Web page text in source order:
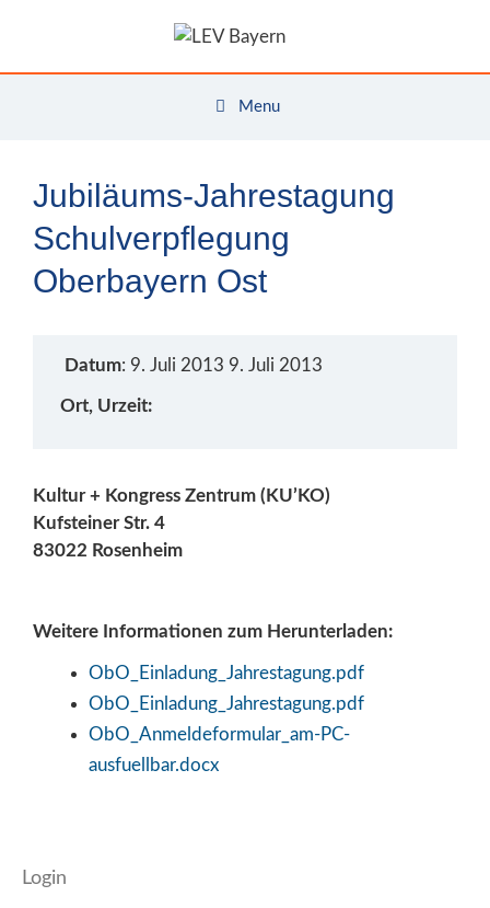
Menu
Jubiläums-Jahrestagung
Schulverpflegung
Oberbayern Ost
Datum: 9. Juli 2013 9. Juli 2013
Ort, Urzeit:
Kultur + Kongress Zentrum (KU’KO)
Kufsteiner Str. 4
83022 Rosenheim
Weitere Informationen zum Herunterladen:
ObO_Einladung_Jahrestagung.pdf
ObO_Einladung_Jahrestagung.pdf
ObO_Anmeldeformular_am-PC-
ausfuellbar.docx
Login